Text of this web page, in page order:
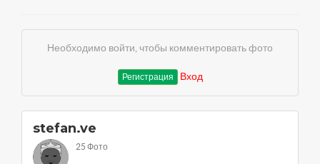
Необходимо войти, чтобы комментировать фото
Регистрация Вход
stefan.ve
25 Фото